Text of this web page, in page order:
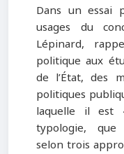
Dans un essai
usages du
Lépinard,
politique aux
de l’État, des
politiques
laquelle il est
typologie,
selon trois